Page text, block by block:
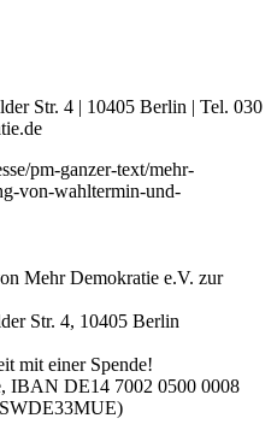
Str. 4 | 10405 Berlin | Tel. 030
pm-ganzer-text/mehr-
von-wahltermin-und-
Mehr Demokratie e.V. zur
Str. 4, 10405 Berlin
mit einer Spende!
IBAN DE14 7002 0500 0008